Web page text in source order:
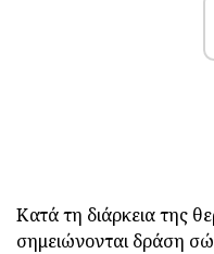
Κατά τη διάρκεια της
σημειώνονται δράση